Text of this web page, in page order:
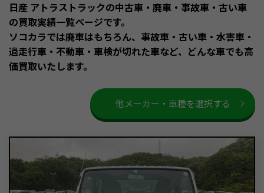
日産 アトラストラックの中古車・廃車・事故車・古い車
の買取実績一覧ページです。
ソコカラでは廃車はもちろん、事故車・古い車・水害車・
過走行車・不動車・車検が切れた車など、どんな車でも高
価買取いたします。
他メーカー・車種を選択する